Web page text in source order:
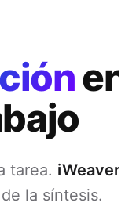
tarea. iWeaver
la síntesis.